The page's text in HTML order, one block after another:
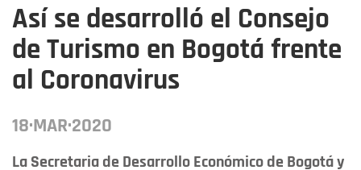
Así se desarrolló el Consejo
de Turismo en Bogotá frente
al Coronavirus
18·MAR·2020
La Secretaria de Desarrollo Económico de Bogotá y